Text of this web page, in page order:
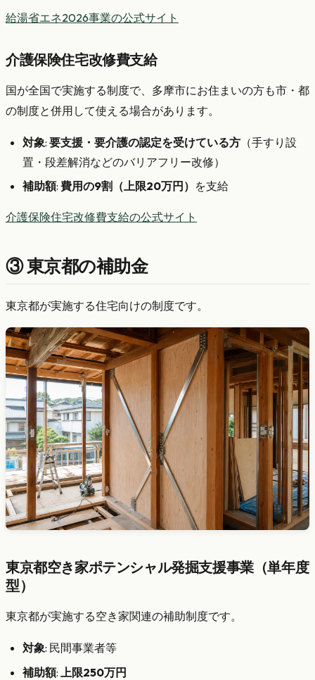
給湯省エネ2026事業の公式サイト
介護保険住宅改修費支給
国が全国で実施する制度で、多摩市にお住まいの方も市・都
の制度と併用して使える場合があります。
対象: 要支援・要介護の認定を受けている方 （手すり設
置・段差解消などのバリアフリー改修）
補助額: 費用の9割（上限20万円） を支給
介護保険住宅改修費支給の公式サイト
③ 東京都の補助金
東京都が実施する住宅向けの制度です。
東京都空き家ポテンシャル発掘支援事業（単年度
型）
東京都が実施する空き家関連の補助制度です。
対象: 民間事業者等
補助額: 上限250万円